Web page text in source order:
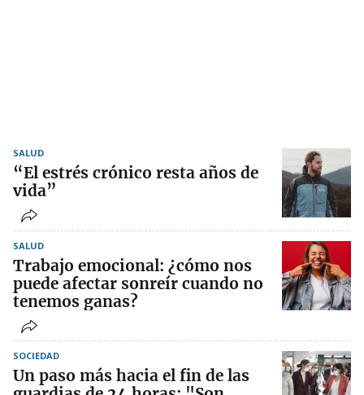
SALUD
“El estrés crónico resta años de
vida”
SALUD
Trabajo emocional: ¿cómo nos
puede afectar sonreír cuando no
tenemos ganas?
SOCIEDAD
Un paso más hacia el fin de las